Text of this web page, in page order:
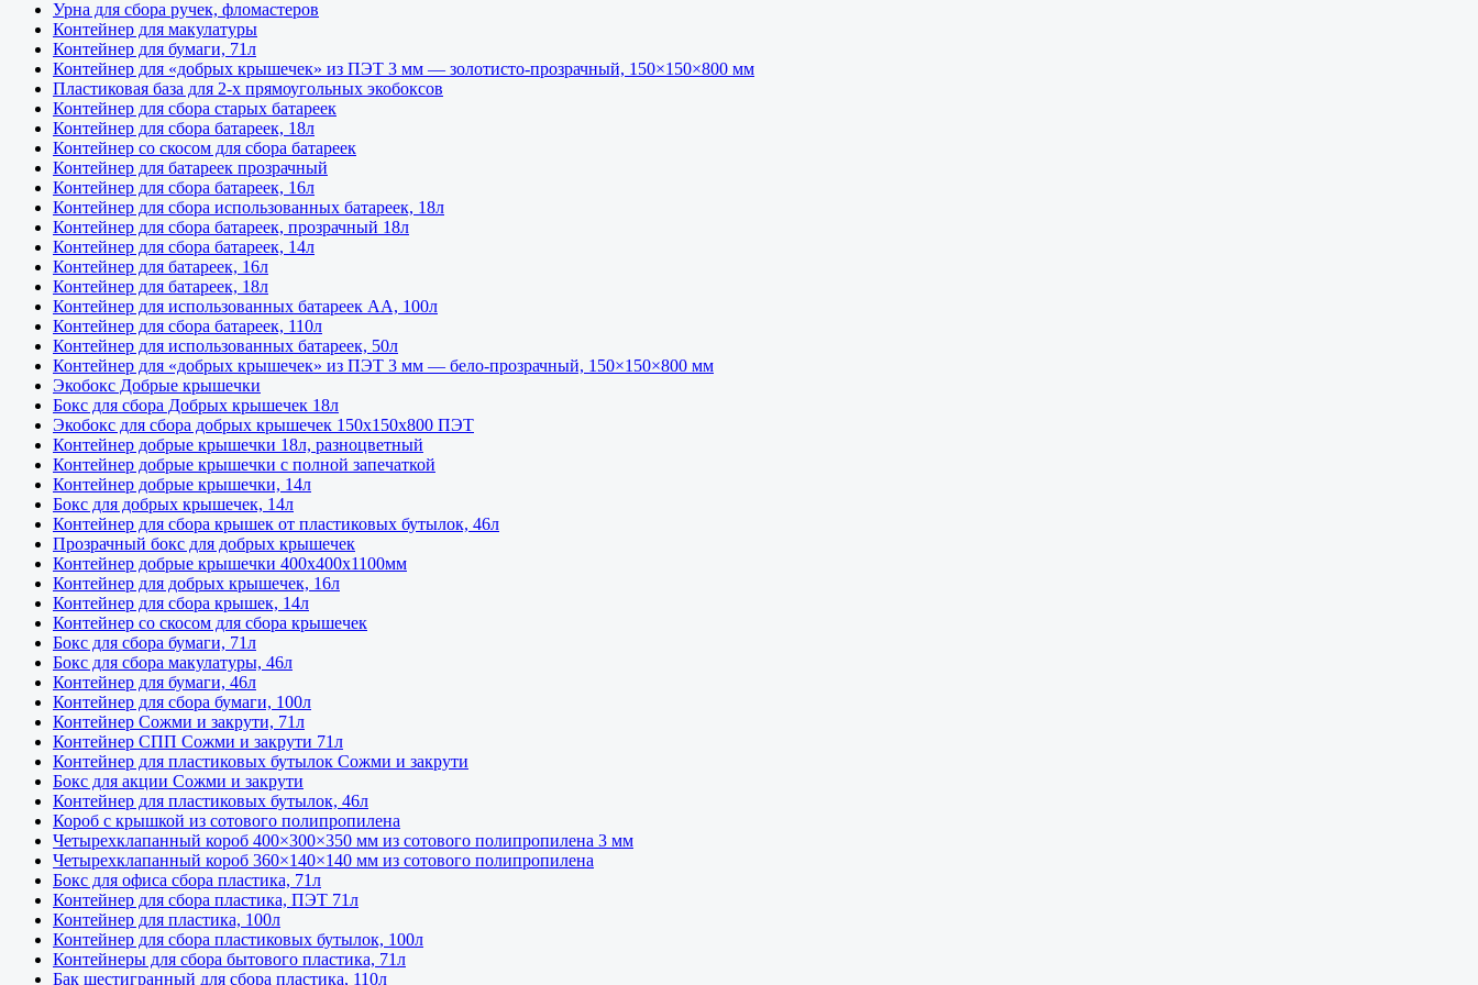
Урна для сбора ручек, фломастеров
Контейнер для макулатуры
Контейнер для бумаги, 71л
Контейнер для «добрых крышечек» из ПЭТ 3 мм — золотисто-прозрачный, 150×150×800 мм
Пластиковая база для 2-х прямоугольных экобоксов
Контейнер для сбора старых батареек
Контейнер для сбора батареек, 18л
Контейнер со скосом для сбора батареек
Контейнер для батареек прозрачный
Контейнер для сбора батареек, 16л
Контейнер для сбора использованных батареек, 18л
Контейнер для сбора батареек, прозрачный 18л
Контейнер для сбора батареек, 14л
Контейнер для батареек, 16л
Контейнер для батареек, 18л
Контейнер для использованных батареек АА, 100л
Контейнер для сбора батареек, 110л
Контейнер для использованных батареек, 50л
Контейнер для «добрых крышечек» из ПЭТ 3 мм — бело-прозрачный, 150×150×800 мм
Экобокс Добрые крышечки
Бокс для сбора Добрых крышечек 18л
Экобокс для сбора добрых крышечек 150х150х800 ПЭТ
Контейнер добрые крышечки 18л, разноцветный
Контейнер добрые крышечки с полной запечаткой
Контейнер добрые крышечки, 14л
Бокс для добрых крышечек, 14л
Контейнер для сбора крышек от пластиковых бутылок, 46л
Прозрачный бокс для добрых крышечек
Контейнер добрые крышечки 400х400х1100мм
Контейнер для добрых крышечек, 16л
Контейнер для сбора крышек, 14л
Контейнер со скосом для сбора крышечек
Бокс для сбора бумаги, 71л
Бокс для сбора макулатуры, 46л
Контейнер для бумаги, 46л
Контейнер для сбора бумаги, 100л
Контейнер Сожми и закрути, 71л
Контейнер СПП Сожми и закрути 71л
Контейнер для пластиковых бутылок Сожми и закрути
Бокс для акции Сожми и закрути
Контейнер для пластиковых бутылок, 46л
Короб с крышкой из сотового полипропилена
Четырехклапанный короб 400×300×350 мм из сотового полипропилена 3 мм
Четырехклапанный короб 360×140×140 мм из сотового полипропилена
Бокс для офиса сбора пластика, 71л
Контейнер для сбора пластика, ПЭТ 71л
Контейнер для пластика, 100л
Контейнер для сбора пластиковых бутылок, 100л
Контейнеры для сбора бытового пластика, 71л
Бак шестигранный для сбора пластика, 110л